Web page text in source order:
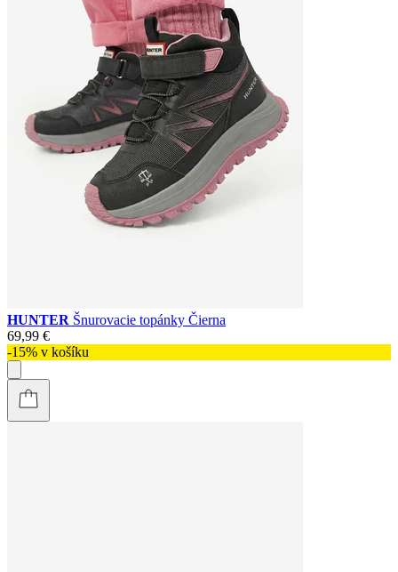
HUNTER Šnurovacie topánky Čierna
69,99 €
-15% v košíku